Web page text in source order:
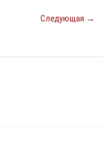
Следующая →